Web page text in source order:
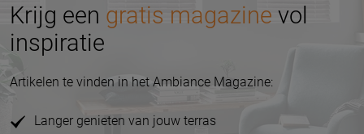
Krijg een gratis magazine vol
inspiratie
Artikelen te vinden in het Ambiance Magazine:
Langer genieten van jouw terras